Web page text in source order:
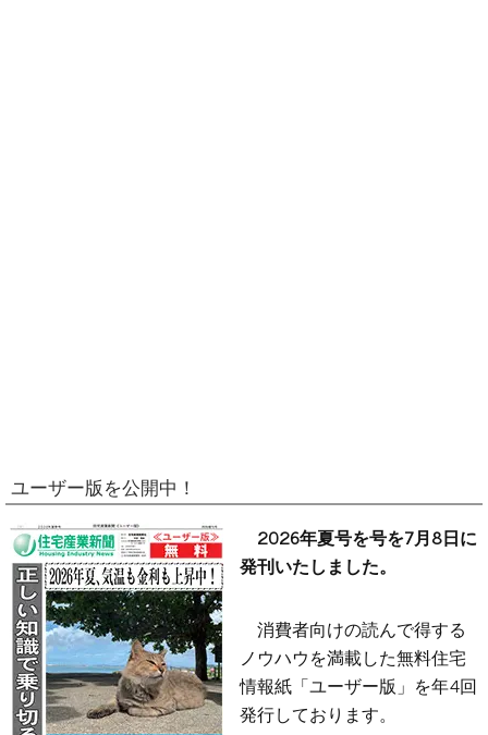
ユーザー版を公開中！
2026年夏号を号を7月8日に
発刊いたしました。
消費者向けの読んで得する
ノウハウを満載した無料住宅
情報紙「ユーザー版」を年4回
発行しております。